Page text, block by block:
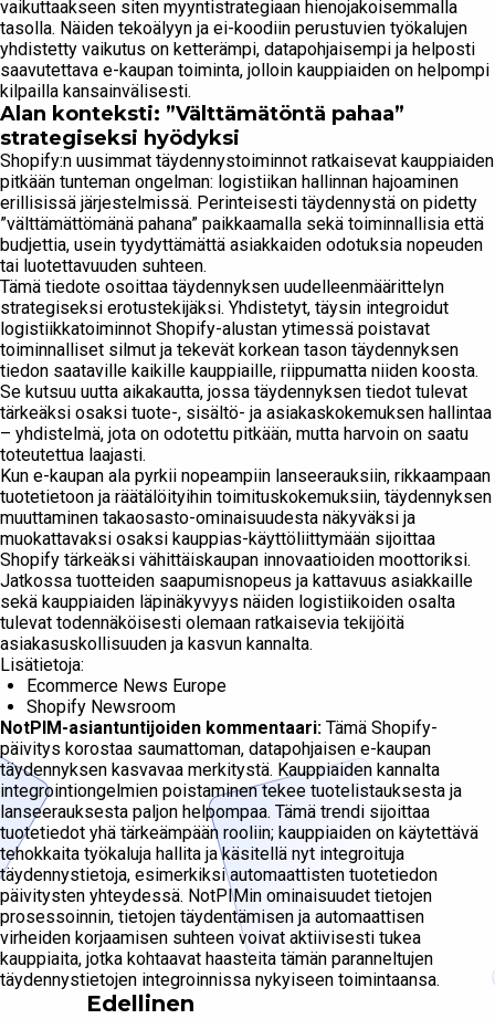
vaikuttaakseen siten myyntistrategiaan hienojakoisemmalla
tasolla. Näiden tekoälyyn ja ei-koodiin perustuvien työkalujen
yhdistetty vaikutus on ketterämpi, datapohjaisempi ja helposti
saavutettava e-kaupan toiminta, jolloin kauppiaiden on helpompi
kilpailla kansainvälisesti.
Alan konteksti: ”Välttämätöntä pahaa”
strategiseksi hyödyksi
Shopify:n uusimmat täydennystoiminnot ratkaisevat kauppiaiden
pitkään tunteman ongelman: logistiikan hallinnan hajoaminen
erillisissä järjestelmissä. Perinteisesti täydennystä on pidetty
”välttämättömänä pahana” paikkaamalla sekä toiminnallisia että
budjettia, usein tyydyttämättä asiakkaiden odotuksia nopeuden
tai luotettavuuden suhteen.
Tämä tiedote osoittaa täydennyksen uudelleenmäärittelyn
strategiseksi erotustekijäksi. Yhdistetyt, täysin integroidut
logistiikkatoiminnot Shopify-alustan ytimessä poistavat
toiminnalliset silmut ja tekevät korkean tason täydennyksen
tiedon saataville kaikille kauppiaille, riippumatta niiden koosta.
Se kutsuu uutta aikakautta, jossa täydennyksen tiedot tulevat
tärkeäksi osaksi tuote-, sisältö- ja asiakaskokemuksen hallintaa
– yhdistelmä, jota on odotettu pitkään, mutta harvoin on saatu
toteutettua laajasti.
Kun e-kaupan ala pyrkii nopeampiin lanseerauksiin, rikkaampaan
tuotetietoon ja räätälöityihin toimituskokemuksiin, täydennyksen
muuttaminen takaosasto-ominaisuudesta näkyväksi ja
muokattavaksi osaksi kauppias-käyttöliittymään sijoittaa
Shopify tärkeäksi vähittäiskaupan innovaatioiden moottoriksi.
Jatkossa tuotteiden saapumisnopeus ja kattavuus asiakkaille
sekä kauppiaiden läpinäkyvyys näiden logistiikoiden osalta
tulevat todennäköisesti olemaan ratkaisevia tekijöitä
asiakasuskollisuuden ja kasvun kannalta.
Lisätietoja:
Ecommerce News Europe
Shopify Newsroom
NotPIM-asiantuntijoiden kommentaari: Tämä Shopify-
päivitys korostaa saumattoman, datapohjaisen e-kaupan
täydennyksen kasvavaa merkitystä. Kauppiaiden kannalta
integrointiongelmien poistaminen tekee tuotelistauksesta ja
lanseerauksesta paljon helpompaa. Tämä trendi sijoittaa
tuotetiedot yhä tärkeämpään rooliin; kauppiaiden on käytettävä
tehokkaita työkaluja hallita ja käsitellä nyt integroituja
täydennystietoja, esimerkiksi automaattisten tuotetiedon
päivitysten yhteydessä. NotPIMin ominaisuudet tietojen
prosessoinnin, tietojen täydentämisen ja automaattisen
virheiden korjaamisen suhteen voivat aktiivisesti tukea
kauppiaita, jotka kohtaavat haasteita tämän paranneltujen
täydennystietojen integroinnissa nykyiseen toimintaansa.
Edellinen